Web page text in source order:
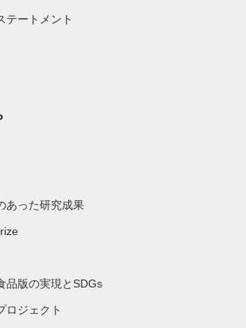
テートメント
あった研究成果
品版の実現とSDGs
ロジェクト